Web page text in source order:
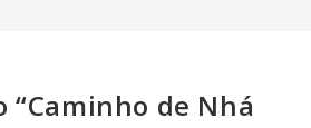
de Nhá